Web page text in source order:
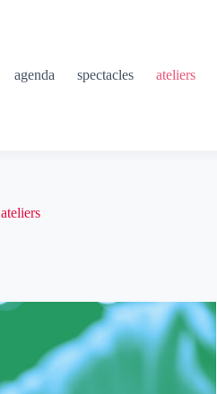
agenda spectacles ateliers
ateliers